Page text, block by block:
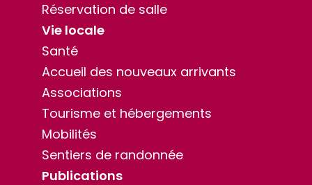
Réservation de salle
Vie locale
Santé
Accueil des nouveaux arrivants
Associations
Tourisme et hébergements
Mobilités
Sentiers de randonnée
Publications